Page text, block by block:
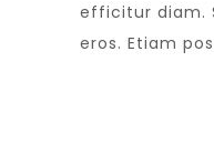
efficitur diam.
eros. Etiam